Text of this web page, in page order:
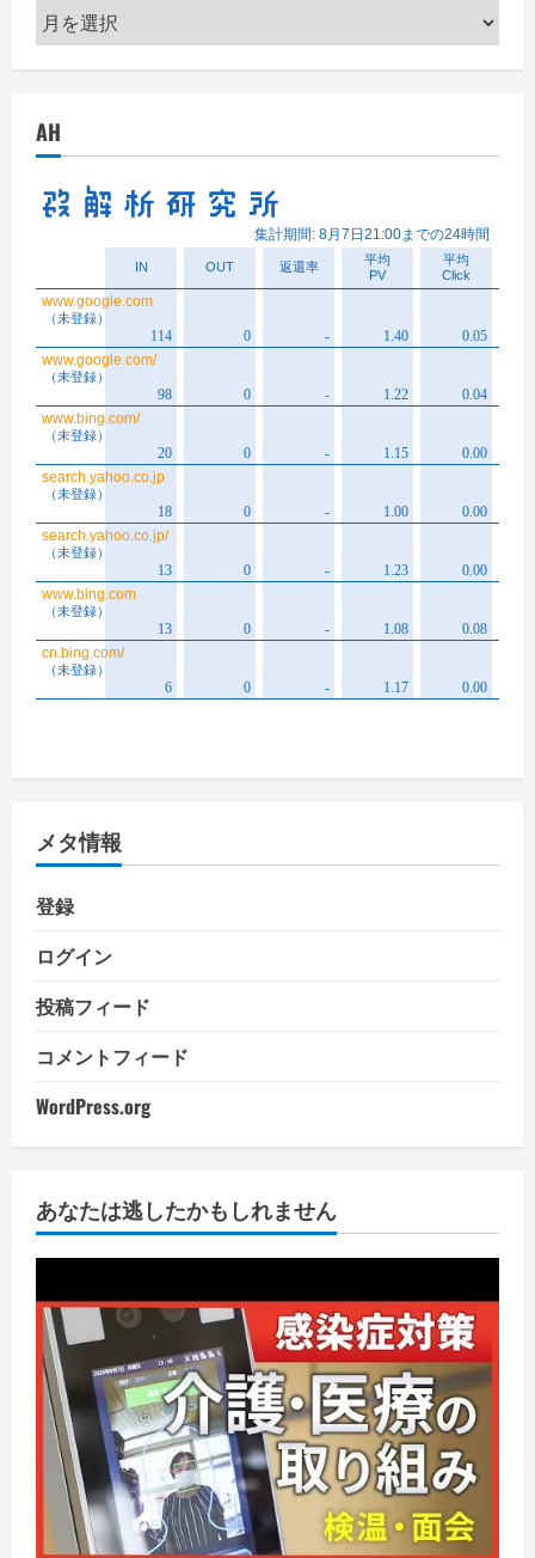
ア
ー
ブ
AH
メタ情報
登録
ログイン
投稿フィード
コメントフィード
WordPress.org
あなたは逃したかもしれません